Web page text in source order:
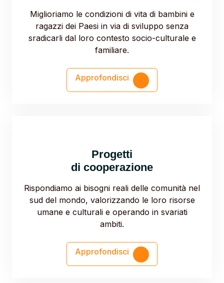
Miglioriamo le condizioni di vita di bambini e
ragazzi dei Paesi in via di sviluppo senza
sradicarli dal loro contesto socio-culturale e
familiare.
Approfondisci
Progetti
di cooperazione
Rispondiamo ai bisogni reali delle comunità nel
sud del mondo, valorizzando le loro risorse
umane e culturali e operando in svariati
ambiti.
Approfondisci